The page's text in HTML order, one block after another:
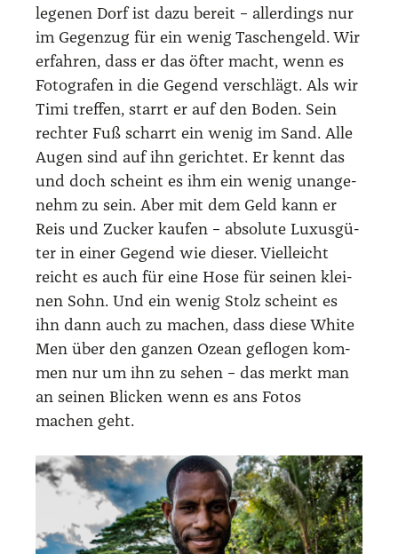
le­ge­nen Dorf ist dazu bereit – aller­dings nur
im Gegen­zug für ein wenig Taschen­geld. Wir
erfah­ren, dass er das öfter macht, wenn es
Foto­gra­fen in die Gegend ver­schlägt. Als wir
Timi tref­fen, starrt er auf den Boden. Sein
rech­ter Fuß scharrt ein wenig im Sand. Alle
Augen sind auf ihn gerich­tet. Er kennt das
und doch scheint es ihm ein wenig unan­ge­
nehm zu sein. Aber mit dem Geld kann er
Reis und Zucker kau­fen – abso­lu­te Luxus­gü­
ter in einer Gegend wie die­ser. Viel­leicht
reicht es auch für eine Hose für sei­nen klei­
nen Sohn. Und ein wenig Stolz scheint es
ihn dann auch zu machen, dass die­se White
Men über den gan­zen Oze­an geflo­gen kom­
men nur um ihn zu sehen – das merkt man
an sei­nen Bli­cken wenn es ans Fotos
machen geht.